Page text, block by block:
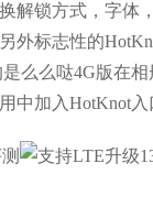
解锁方式，字
外标志性的
么么哒4G版在
中加入HotKnot入